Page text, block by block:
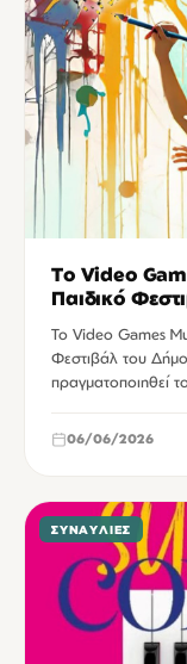
Το Video
Παιδικό
Το Video Games
Φεστιβάλ του
πραγματοποιηθεί
06/06/2026
ΣΥΝΑΥΛΊΕΣ